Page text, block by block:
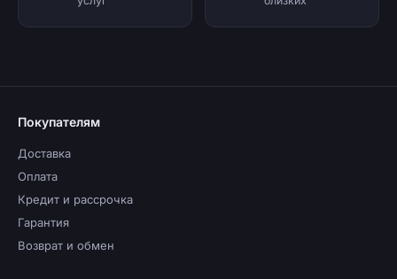
Покупателям
Доставка
Оплата
Кредит и рассрочка
Гарантия
Возврат и обмен